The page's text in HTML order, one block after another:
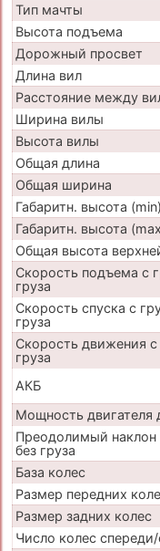
Тип мачты
Высота подъема
Дорожный просвет
Длина вил
Расстояние между
Ширина вилы
Высота вилы
Общая длина
Общая ширина
Габаритн. высота (min)
Габаритн. высота
Общая высота
Скорость подъема с
груза
Скорость спуска с
груза
Скорость движения с
груза
АКБ
Мощность двигателя
Преодолимый наклон
без груза
База колес
Размер передних
Размер задних колес
Число колес спереди/